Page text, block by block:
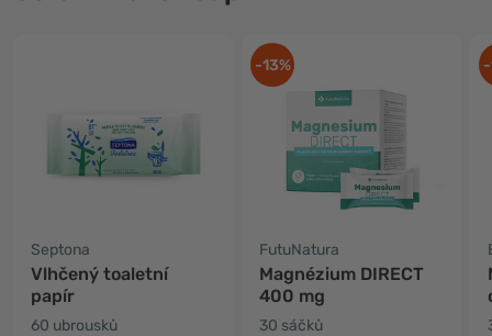
Septona
Vlhčený toaletní
papír
60 ubrousků
-13%
FutuNatura
Magnézium DIRECT
400 mg
30 sáčků